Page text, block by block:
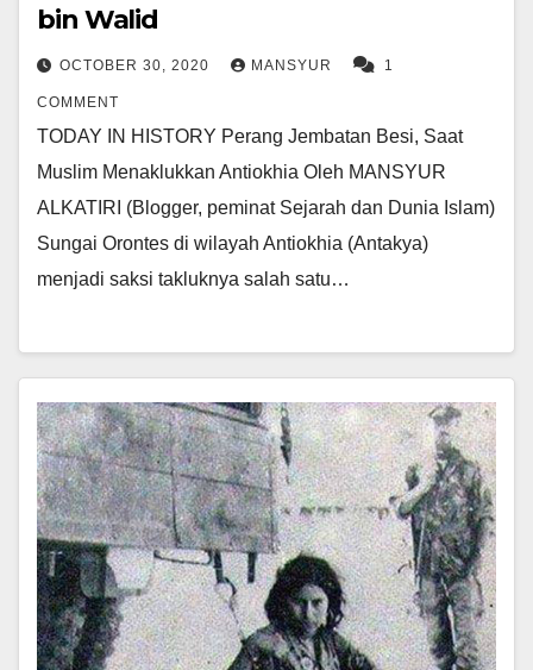
bin Walid
OCTOBER 30, 2020 MANSYUR 1
COMMENT
TODAY IN HISTORY Perang Jembatan Besi, Saat
Muslim Menaklukkan Antiokhia Oleh MANSYUR
ALKATIRI (Blogger, peminat Sejarah dan Dunia Islam)
Sungai Orontes di wilayah Antiokhia (Antakya)
menjadi saksi takluknya salah satu…